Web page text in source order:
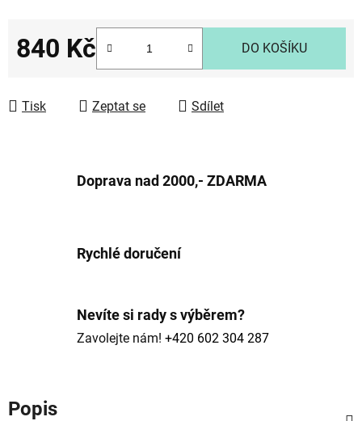
840 Kč DO KOŠÍKU
Tisk Zeptat se Sdílet
Doprava nad 2000,- ZDARMA
Rychlé doručení
Nevíte si rady s výběrem?
Zavolejte nám! +420 602 304 287
Popis